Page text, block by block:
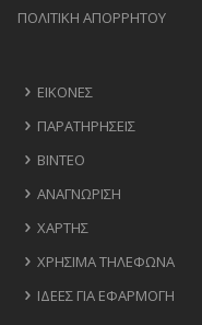
ΠΟΛΙΤΙΚΉ ΑΠΟΡΡΉΤΟΥ
ΕΙΚΌΝΕΣ
ΠΑΡΑΤΗΡΉΣΕΙΣ
ΒΊΝΤΕΟ
ΑΝΑΓΝΏΡΙΣΗ
ΧΆΡΤΗΣ
ΧΡΉΣΙΜΑ ΤΗΛΈΦΩΝΑ
ΙΔΈΕΣ ΓΙΑ ΕΦΑΡΜΟΓΉ